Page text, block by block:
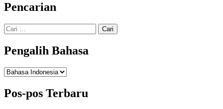
Pencarian
Cari
untuk:
Pengalih Bahasa
Pengalih
Pos-pos Terbaru